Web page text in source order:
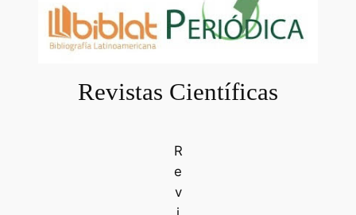
Revistas Científicas
R
e
v